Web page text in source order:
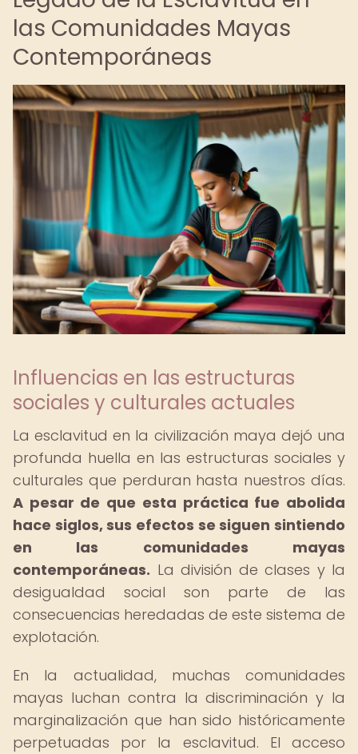
las Comunidades Mayas
Contemporáneas
Influencias en las estructuras
sociales y culturales actuales
La esclavitud en la civilización maya dejó una
profunda huella en las estructuras sociales y
culturales que perduran hasta nuestros días.
A pesar de que esta práctica fue abolida
hace siglos, sus efectos se siguen sintiendo
en las comunidades mayas
contemporáneas. La división de clases y la
desigualdad social son parte de las
consecuencias heredadas de este sistema de
explotación.
En la actualidad, muchas comunidades
mayas luchan contra la discriminación y la
marginalización que han sido históricamente
perpetuadas por la esclavitud. El acceso